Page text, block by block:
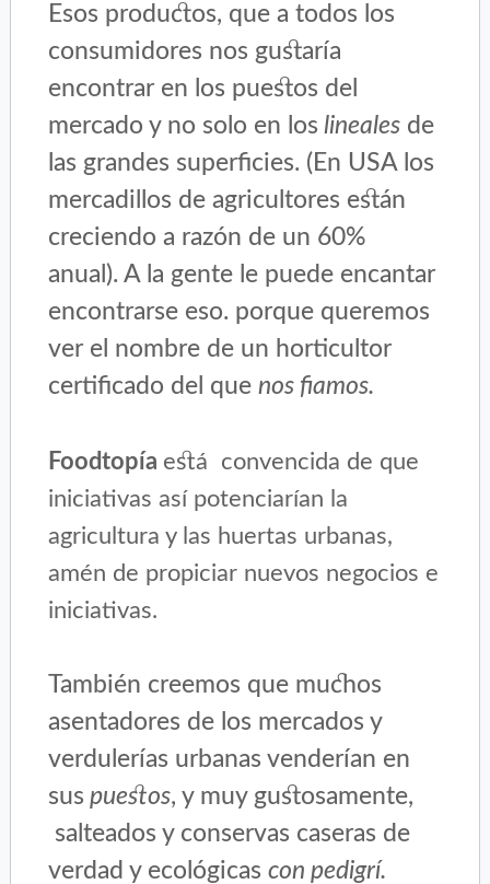
Esos productos, que a todos los
consumidores nos gustaría
encontrar en los puestos del
mercado y no solo en los lineales de
las grandes superficies. (En USA los
mercadillos de agricultores están
creciendo a razón de un 60%
anual). A la gente le puede encantar
encontrarse eso. porque queremos
ver el nombre de un horticultor
certificado del quenos fiamos.
Foodtopía está convencida de que
iniciativas así potenciarían la
agricultura y las huertas urbanas,
amén de propiciar nuevos negocios e
iniciativas.
También creemos que muchos
asentadores de los mercados y
verdulerías urbanas venderían en
sus puestos, y muy gustosamente,
salteados y conservas caseras de
verdad y ecológicascon pedigrí.